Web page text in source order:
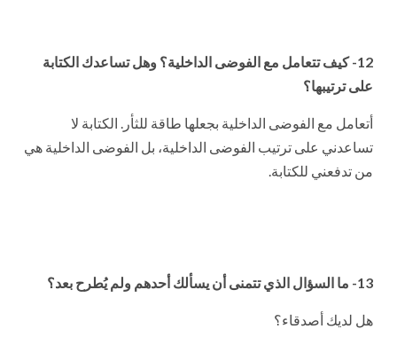
12- كيف تتعامل مع الفوضى الداخلية؟ وهل تساعدك الكتابة
على ترتيبها؟
أتعامل مع الفوضى الداخلية بجعلها طاقة للثأر. الكتابة لا
تساعدني على ترتيب الفوضى الداخلية، بل الفوضى الداخلية هي
من تدفعني للكتابة.
13- ما السؤال الذي تتمنى أن يسألك أحدهم ولم يُطرح بعد؟
هل لديك أصدقاء؟